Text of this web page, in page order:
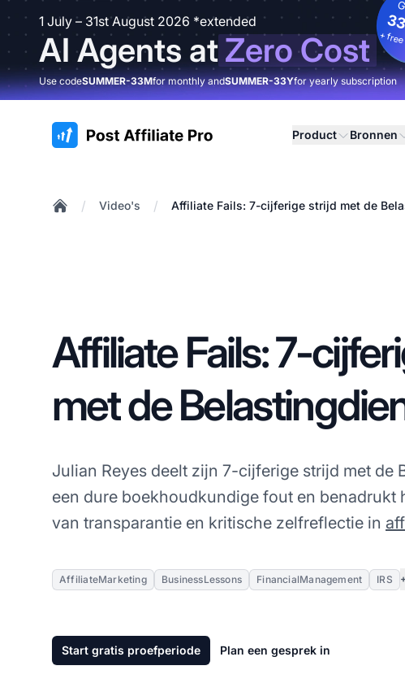
1 July – 31st August 2026 *extended
AI Agents atZero Cost +
Use codeSUMMER-33Mfor monthly andSUMMER-33Yfor yearly subscription
:site.title Product Bronnen
/ Video's / Affiliate Fails: 7-cijferige strijd met de
Affiliate Fails: 7-
met de
Julian Reyes deelt zijn 7-cijferige strijd met de
een dure boekhoudkundige fout en benadrukt
van transparantie en kritische zelfreflectie in
AffiliateMarketing BusinessLessons FinancialManagement IRS
Start gratis proefperiode Plan een gesprek in